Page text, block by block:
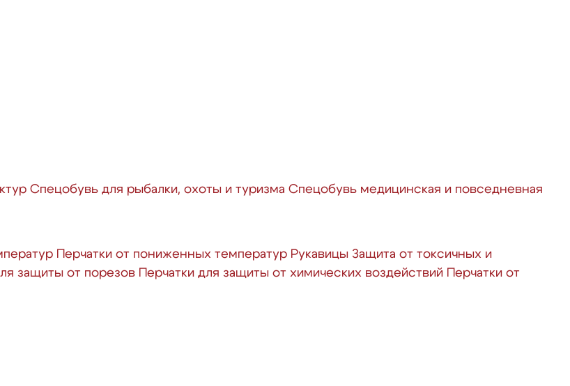
Спецобувь для рыбалки, охоты и туризма Спецобувь медицинская и повседневная
Перчатки от пониженных температур Рукавицы Защита от токсичных и
защиты от порезов Перчатки для защиты от химических воздействий Перчатки от